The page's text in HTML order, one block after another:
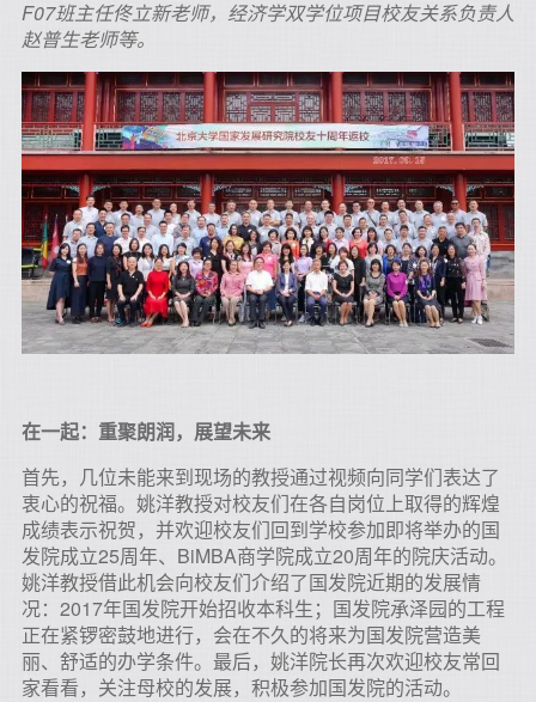
F07班主任佟立新老师，经济学双学位项目校友关系负责人
赵普生老师等。
在一起：重聚朗润，展望未来
首先，几位未能来到现场的教授通过视频向同学们表达了
衷心的祝福。姚洋教授对校友们在各自岗位上取得的辉煌
成绩表示祝贺，并欢迎校友们回到学校参加即将举办的国
发院成立25周年、BiMBA商学院成立20周年的院庆活动。
姚洋教授借此机会向校友们介绍了国发院近期的发展情
况：2017年国发院开始招收本科生；国发院承泽园的工程
正在紧锣密鼓地进行，会在不久的将来为国发院营造美
丽、舒适的办学条件。最后，姚洋院长再次欢迎校友常回
家看看，关注母校的发展，积极参加国发院的活动。